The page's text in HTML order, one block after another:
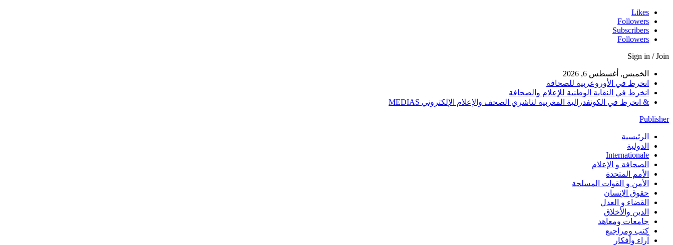
Likes
Followers
Subscribers
Followers
Sign in / Join
الخميس, أغسطس 6, 2026
انخرط في الأوروعربية للصحافة
انخرط في النقابة الوطنية للإعلام والصحافة
& انخرط في الكونفدرالية المغربية لناشري الصحف والإعلام الإلكتروني MEDIAS
Publisher
الرئيسية
الدولية
Internationale
الصحافة و الإعلام
الأمم المتحدة
الأمن و القوات المسلحة
حقوق الإنسان
القضاء و العدل
الدين والأخلاق
جامعات ومعاهد
كتب ومراجيع
آراء وأفكار